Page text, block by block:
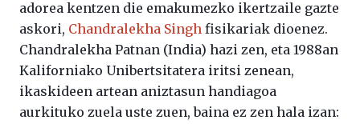
adorea kentzen die emakumezko ikertzaile gazte
askori, Chandralekha Singh fisikariak dioenez.
Chandralekha Patnan (India) hazi zen, eta 1988an
Kaliforniako Unibertsitatera iritsi zenean,
ikaskideen artean aniztasun handiagoa
aurkituko zuela uste zuen, baina ez zen hala izan: